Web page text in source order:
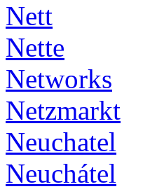
Nett
Nette
Networks
Netzmarkt
Neuchatel
Neuchátel